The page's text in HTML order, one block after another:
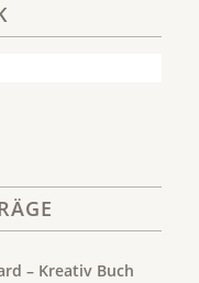
– Kreativ Buch